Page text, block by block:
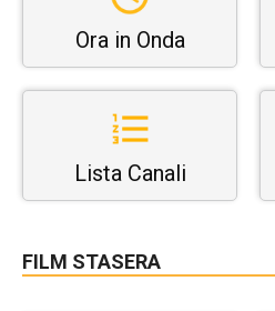
Ora in Onda
Lista Canali
FILM STASERA